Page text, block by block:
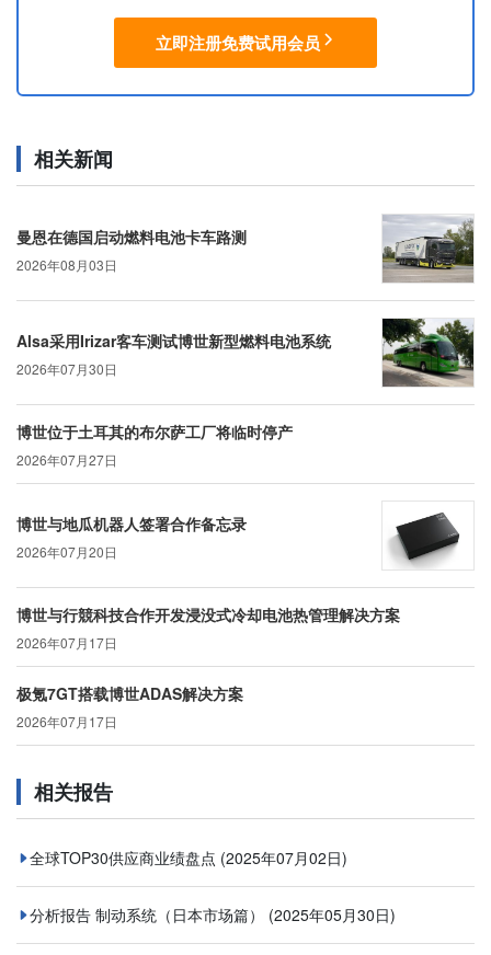
立即注册免费试用会员
相关新闻
曼恩在德国启动燃料电池卡车路测
2026年08月03日
Alsa采用Irizar客车测试博世新型燃料电池系统
2026年07月30日
博世位于土耳其的布尔萨工厂将临时停产
2026年07月27日
博世与地瓜机器人签署合作备忘录
2026年07月20日
博世与行競科技合作开发浸没式冷却电池热管理解决方案
2026年07月17日
极氪7GT搭载博世ADAS解决方案
2026年07月17日
相关报告
全球TOP30供应商业绩盘点 (2025年07月02日)
分析报告 制动系统（日本市场篇） (2025年05月30日)